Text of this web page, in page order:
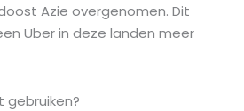
Azie overgenomen. Dit
Uber in deze landen meer
gebruiken?